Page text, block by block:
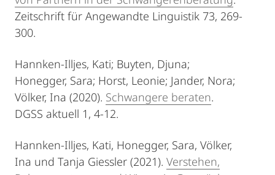
Zeitschrift für Angewandte Linguistik 73, 269-
300.
Hannken-Illjes, Kati; Buyten, Djuna;
Honegger, Sara; Horst, Leonie; Jander, Nora;
Völker, Ina (2020). Schwangere beraten.
DGSS aktuell 1, 4-12.
Hannken-Illjes, Kati, Honegger, Sara, Völker,
Ina und Tanja Giessler (2021). Verstehen,